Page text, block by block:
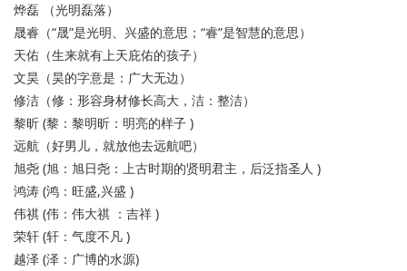
烨磊 （光明磊落）
晟睿（“晟”是光明、兴盛的意思；“睿”是智慧的意思）
天佑（生来就有上天庇佑的孩子）
文昊（昊的字意是：广大无边）
修洁（修：形容身材修长高大，洁：整洁）
黎昕 (黎：黎明昕：明亮的样子 )
远航（好男儿，就放他去远航吧）
旭尧 (旭：旭日尧：上古时期的贤明君主，后泛指圣人 )
鸿涛 (鸿：旺盛,兴盛 )
伟祺 (伟：伟大祺 ：吉祥 )
荣轩 (轩：气度不凡 )
越泽 (泽：广博的水源)